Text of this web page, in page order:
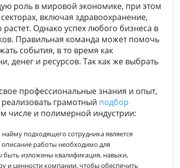
роль в мировой экономике, при этом
включая здравоохранение,
Однако успех любого бизнеса в
Правильная команда может помочь
события, в то время как
денег и ресурсов. Так как же выбрать
профессиональные знания и опыт,
грамотный подбор
числе и полимерной индустрии:
подходящего сотрудника является
описание работы необходимо для
изложены квалификация, навыки,
и ценности компании, чтобы обеспечить